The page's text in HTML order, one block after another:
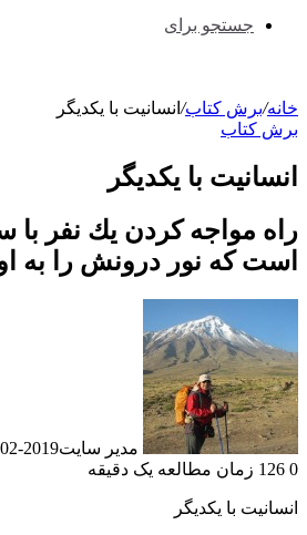
جستجو برای
خانه/برش کتاب/ انسانیت با یکدیگر
برش کتاب
انسانیت با یکدیگر
راه مواجه كردن يك نفر با
است كه نور درونش را به
مدیر سایت2019-02-21
0
زمان مطالعه یک دقیقه
انسانیت با یکدیگر